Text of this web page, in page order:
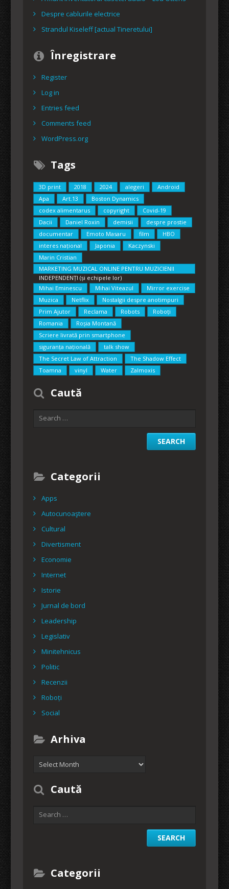
Despre cablurile electrice
Strandul Kiseleff [actual Tineretului]
Înregistrare
Register
Log in
Entries feed
Comments feed
WordPress.org
Tags
3D print 2018 2024 alegeri
Android
Apa
Art.13
Boston Dynamics
codex alimentarus
copyright
Covid-19
Dacii
Daniel Roxin demisii
despre prostie
documentar
Emoto Masaru film
HBO
interes național
Japonia
Kaczynski
Marin Cristian
MARKETING MUZICAL ONLINE PENTRU MUZICIENII
INDEPENDENȚI (și echipele lor)
Mihai Eminescu
Mihai Viteazul
Mirror exercise
Muzica
Netflix
Nostalgii despre anotimpuri
Prim Ajutor
Reclama Robots
Roboți
Romania
Roșia Montană
Scriere livrată prin smartphone
siguranța națională
talk show
The Secret Law of Attraction
The Shadow Effect
Toamna
vinyl Water Zalmoxis
Caută
Categorii
Apps
Autocunoaştere
Cultural
Divertisment
Economie
Internet
Istorie
Jurnal de bord
Leadership
Legislativ
Minitehnicus
Politic
Recenzii
Roboți
Social
Arhiva
Arhiva
Caută
Categorii